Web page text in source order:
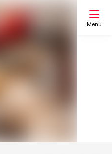
Menu